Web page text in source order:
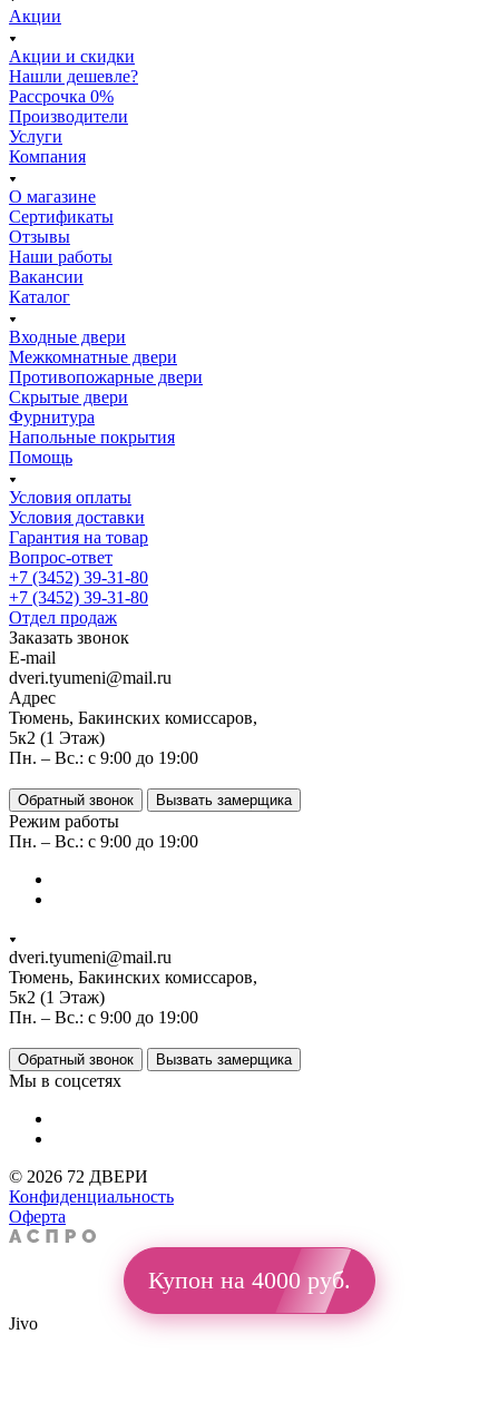
Акции
Акции и скидки
Нашли дешевле?
Рассрочка 0%
Производители
Услуги
Компания
О магазине
Сертификаты
Отзывы
Наши работы
Вакансии
Каталог
Входные двери
Межкомнатные двери
Противопожарные двери
Скрытые двери
Фурнитура
Напольные покрытия
Помощь
Условия оплаты
Условия доставки
Гарантия на товар
Вопрос-ответ
+7 (3452) 39-31-80
+7 (3452) 39-31-80
Отдел продаж
Заказать звонок
E-mail
dveri.tyumeni@mail.ru
Адрес
Тюмень, Бакинских комиссаров,
5к2 (1 Этаж)
Пн. – Вс.: с 9:00 до 19:00
Обратный звонок Вызвать замерщика
Режим работы
Пн. – Вс.: с 9:00 до 19:00
dveri.tyumeni@mail.ru
Тюмень, Бакинских комиссаров,
5к2 (1 Этаж)
Пн. – Вс.: с 9:00 до 19:00
Обратный звонок Вызвать замерщика
Мы в соцсетях
© 2026 72 ДВЕРИ
Конфиденциальность
Оферта
Купон на 4000 руб.
Jivo